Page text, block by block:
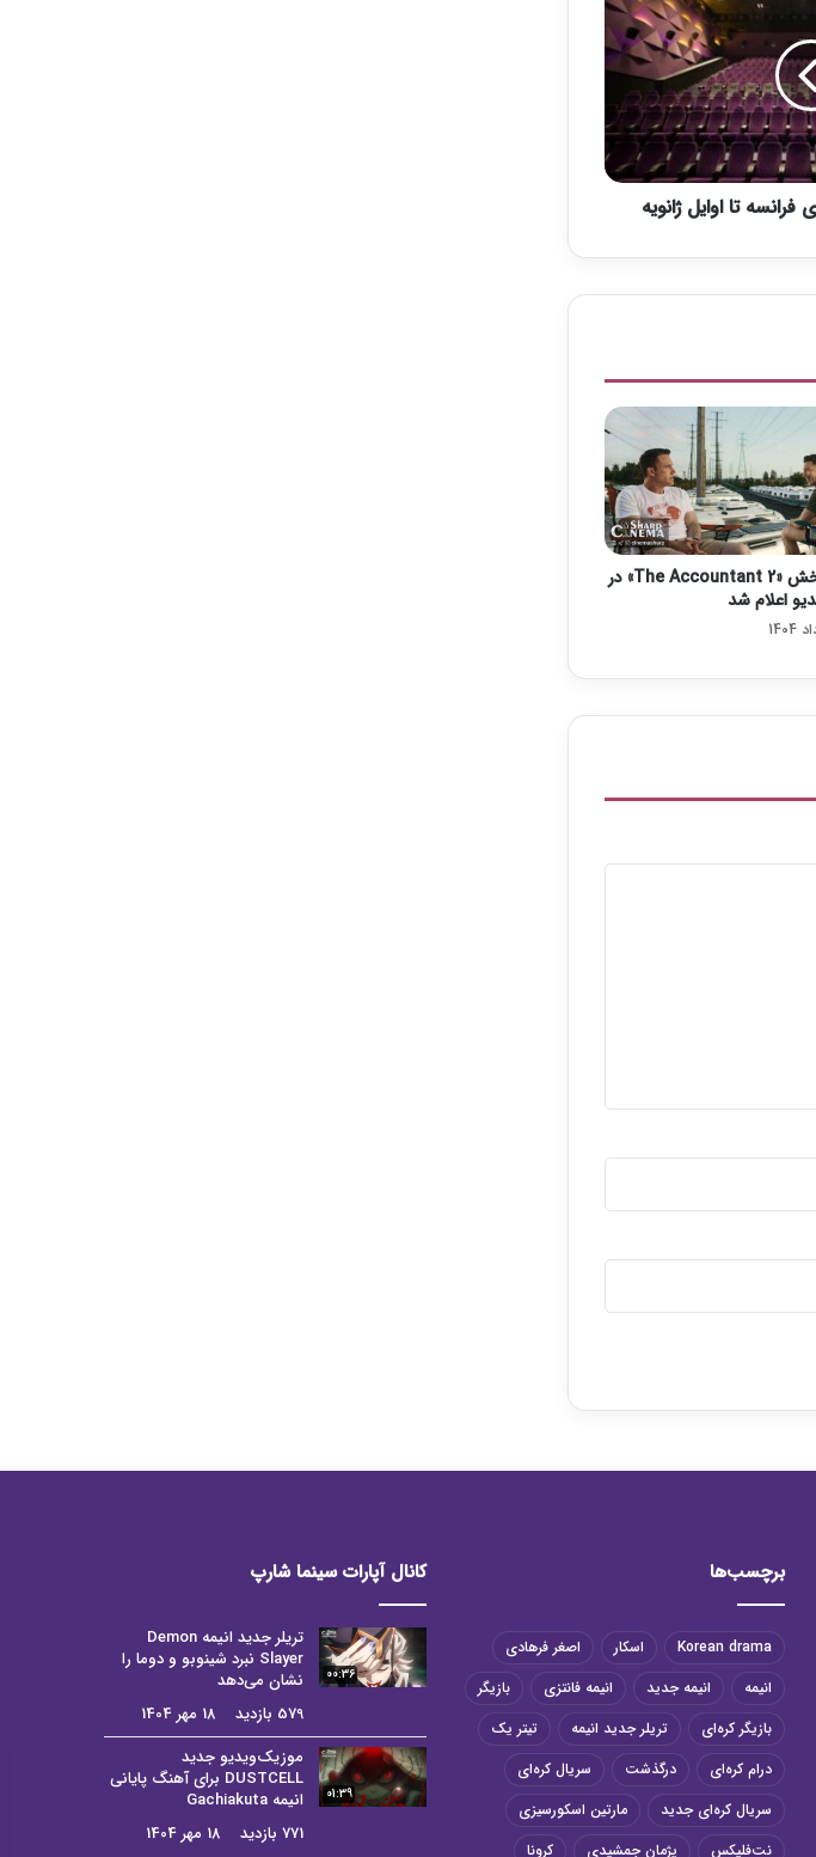
تا اوایل ژانویه
تاریخ پخش «The Accountant 2» در
اعلام شد
برچسب‌ها
Korean drama اسکار
اصغر فرهادی
انیمه
انیمه جدید انیمه فانتزی
بازیگر
بازیگر کره‌ای
تریلر جدید انیمه
تیتر یک
درام کره‌ای
درگذشت
سریال کره‌ای
سریال کره‌ای جدید
مارتین اسکورسیزی
نت‌فلیکس
پژمان جمشیدی کرونا
کانال آپارات سینما شارپ
00:36
تریلر جدید انیمه Demon
Slayer نبرد شینوبو و دوما را
نشان می‌دهد
579 بازدید
18 مهر 1404
01:39
موزیک‌ویدیو جدید
DUSTCELL برای آهنگ پایانی
انیمه Gachiakuta
771 بازدید
18 مهر 1404